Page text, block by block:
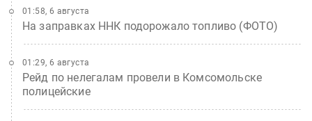
На заправках ННК подорожало топливо (ФОТО)
01:58, 6 августа
Рейд по нелегалам провели в Комсомольске
полицейские
01:29, 6 августа